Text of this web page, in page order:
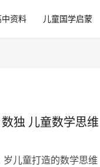
中资料 儿童国学启蒙
独 儿童数学思维
儿童打造的数学思维